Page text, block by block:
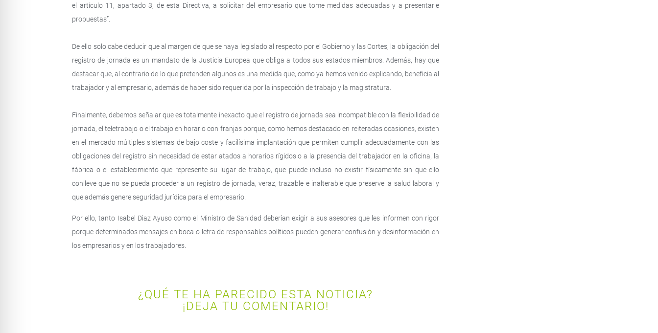
el artículo 11, apartado 3, de esta Directiva, a solicitar del empresario que tome medidas adecuadas y a presentarle
propuestas”.
De ello solo cabe deducir que al margen de que se haya legislado al respecto por el Gobierno y las Cortes, la obligación del
registro de jornada es un mandato de la Justicia Europea que obliga a todos sus estados miembros.Además, hay que
destacar que, al contrario de lo que pretenden algunos es una medida que, como ya hemos venido explicando, beneficia al
trabajador y al empresario, además de haber sido requerida por la inspección de trabajo y la magistratura.
Finalmente, debemos señalar que es totalmente inexacto que el registro de jornada sea incompatible con la flexibilidad de
jornada, el teletrabajo o el trabajo en horario con franjas porque, como hemos destacado en reiteradas ocasiones, existen
en el mercado múltiples sistemas de bajo coste y facilísima implantación que permiten cumplir adecuadamente con las
obligaciones del registro sin necesidad de estar atados a horarios rígidos o a la presencia del trabajador en la oficina, la
fábrica o el establecimiento que represente su lugar de trabajo, que puede incluso no existir físicamente sin que ello
conlleve que no se pueda proceder a un registro de jornada, veraz, trazable e inalterable que preserve la salud laboral y
que además genere seguridad jurídica para el empresario.
Por ello, tanto Isabel Diaz Ayuso como el Ministro de Sanidad deberían exigir a sus asesores que les informen con rigor
porque determinados mensajes en boca o letra de responsables políticos pueden generar confusión y desinformación en
los empresarios y en los trabajadores.
¿QUÉ TE HA PARECIDO ESTA NOTICIA?
¡DEJA TU COMENTARIO!